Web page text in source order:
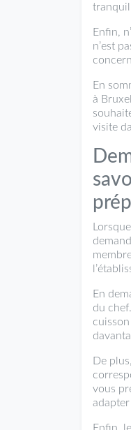
Enfin,
n’est
En
à
visite
En
du
De
vous